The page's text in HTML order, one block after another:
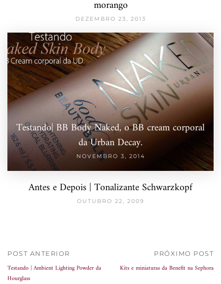
morango
DEZEMBRO 23, 2013
Testando| BB Body Naked, o BB cream corporal
da Urban Decay.
NOVEMBRO 3, 2014
Antes e Depois | Tonalizante Schwarzkopf
OUTUBRO 22, 2009
POST ANTERIOR
Testando | Ambient Lighting Powder da
Hourglass
PRÓXIMO POST
Kits e miniaturas da Benefit na Sephora